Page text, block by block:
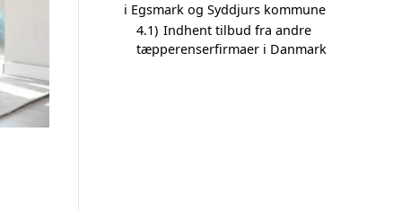
i Egsmark og Syddjurs kommune
4.1) Indhent tilbud fra andre
tæpperenserfirmaer i Danmark